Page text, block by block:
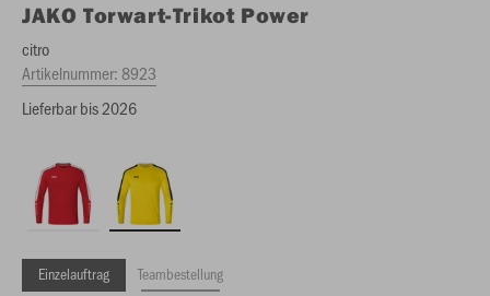
JAKO Torwart-Trikot Power
citro
Artikelnummer:8923
Lieferbar bis 2026
Einzelauftrag Teambestellung